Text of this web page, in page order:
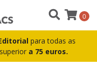
para todas as
a 75 euros.
0